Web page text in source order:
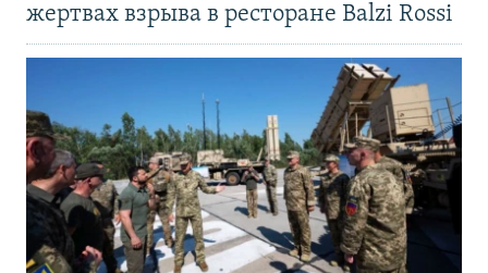
жертвах взрыва в ресторане Balzi Rossi